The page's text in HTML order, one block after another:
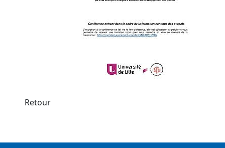
Retour